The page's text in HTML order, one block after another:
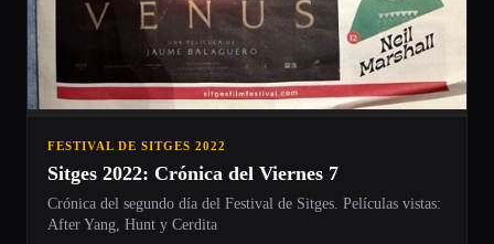
FESTIVAL DE SITGES 2022
Sitges 2022: Crónica del Viernes 7
Crónica del segundo día del Festival de Sitges. Películas vistas:
After Yang, Hunt y Cerdita